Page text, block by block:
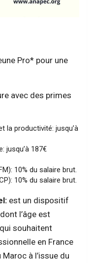
Pro* pour une
avec des primes
la productivité: jusqu’à
jusqu’à 187€
10% du salaire brut.
10% du salaire brut.
est un dispositif
l’âge est
souhaitent
en France
à l’issue du